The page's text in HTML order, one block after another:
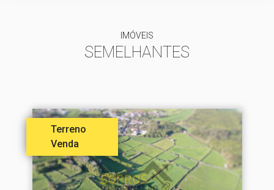
IMÓVEIS
SEMELHANTES
Terreno
Venda